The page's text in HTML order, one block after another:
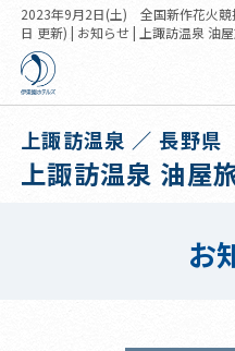
2023年9月2日(土) 全国新作花火
日 更新) | お知らせ | 上諏訪温泉 油屋
上諏訪温泉 ／ 長野県
上諏訪温泉 油屋
お